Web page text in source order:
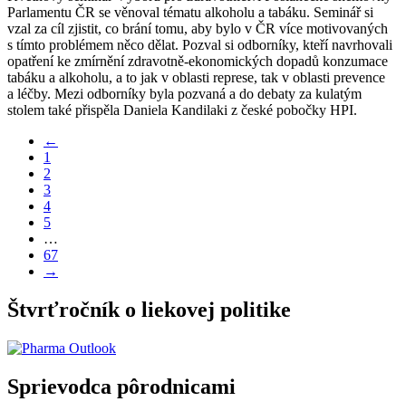
Parlamentu ČR se věnoval tématu alkoholu a tabáku. Seminář si
vzal za cíl zjistit, co brání tomu, aby bylo v ČR více motivovaných
s tímto problémem něco dělat. Pozval si odborníky, kteří navrhovali
opatření ke zmírnění zdravotně-ekonomických dopadů konzumace
tabáku a alkoholu, a to jak v oblasti represe, tak v oblasti prevence
a léčby. Mezi odborníky byla pozvaná a do debaty za kulatým
stolem také přispěla Daniela Kandilaki z české pobočky HPI.
←
1
2
3
4
5
…
67
→
Štvrťročník o liekovej politike
Sprievodca pôrodnicami